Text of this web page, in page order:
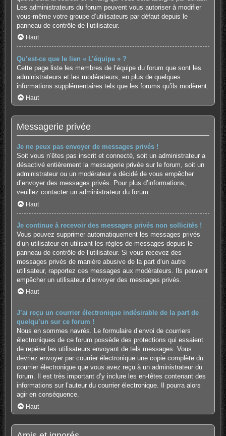
Les administrateurs du forum peuvent vous autoriser à modifier
vous-même votre groupe d’utilisateurs par défaut depuis le
panneau de contrôle de l’utilisateur.
Haut
Qu’est-ce que le lien « L’équipe » ?
Cette page liste les membres de l’équipe du forum que sont les
administrateurs et les modérateurs, en plus de quelques
informations supplémentaires tels que les forums qu’ils modèrent.
Haut
Messagerie privée
Je ne peux pas envoyer de messages privés !
Soit vous n’êtes pas inscrit et connecté, soit un administrateur a
désactivé entièrement la messagerie privée sur le forum, soit un
administrateur ou un modérateur a décidé de vous empêcher
d’envoyer des messages privés. Pour plus d’informations,
veuillez contacter un administrateur du forum.
Haut
Je continue à recevoir des messages privés non sollicités !
Vous pouvez supprimer automatiquement les messages privés
d’un utilisateur en utilisant les règles de messages depuis le
panneau de contrôle de l’utilisateur. Si vous recevez des
messages privés de manière abusive de la part d’un autre
utilisateur, rapportez ces messages aux modérateurs. Ils peuvent
empêcher un utilisateur d’envoyer des messages privés.
Haut
J’ai reçu un courrier électronique indésirable de la part de
quelqu’un sur ce forum !
Nous en sommes navrés. Le formulaire d’envoi de courriers
électroniques de ce forum possède des protections qui essaient
de repérer les utilisateurs envoyant de tels messages. Vous
devriez envoyer par courrier électronique une copie complète du
courrier électronique que vous avez reçu à un administrateur du
forum. Il est très important d’y inclure les en-têtes contenant des
informations sur l’auteur du courrier électronique. Il pourra alors
agir en conséquence.
Haut